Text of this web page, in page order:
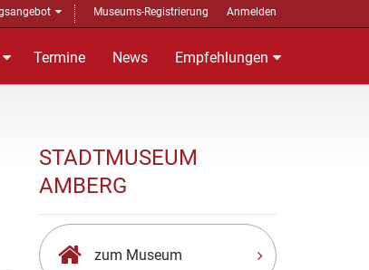
Museums-Registrierung Anmelden
Termine News Empfehlungen
STADTMUSEUM
AMBERG
zum Museum